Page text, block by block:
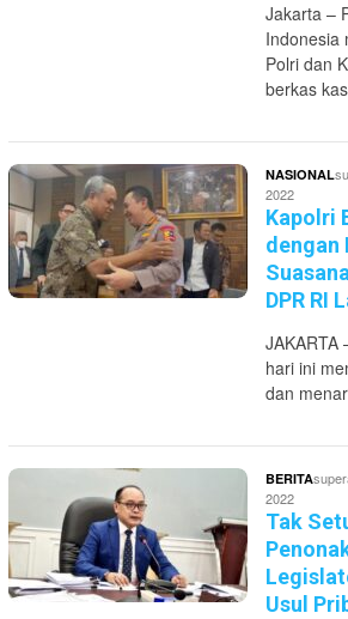
Jakarta –
Indonesia
Polri dan
berkas
NASIONAL
2022
Kapolri
dengan
DPR RI
JAKARTA
hari ini
dan
BERITA
2022
Tak
Usul